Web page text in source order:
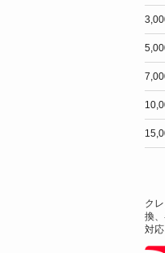
ク
換
対